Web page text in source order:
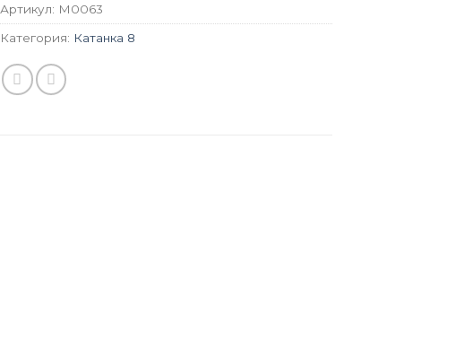
Артикул: M0063
Категория: Катанка 8